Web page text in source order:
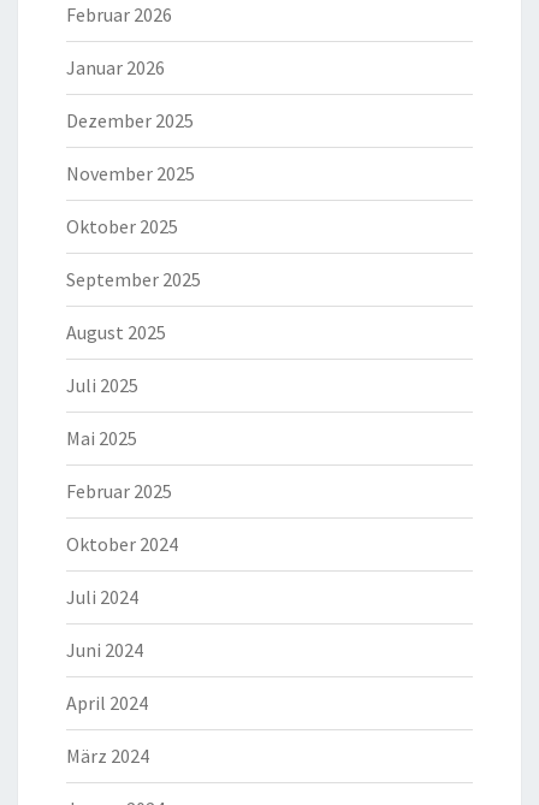
Februar 2026
Januar 2026
Dezember 2025
November 2025
Oktober 2025
September 2025
August 2025
Juli 2025
Mai 2025
Februar 2025
Oktober 2024
Juli 2024
Juni 2024
April 2024
März 2024